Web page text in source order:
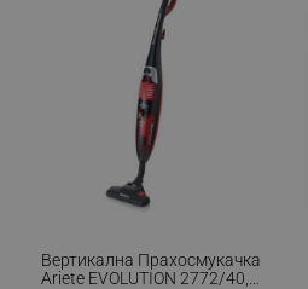
Вертикална Прахосмукачка
Ariete EVOLUTION 2772/40,